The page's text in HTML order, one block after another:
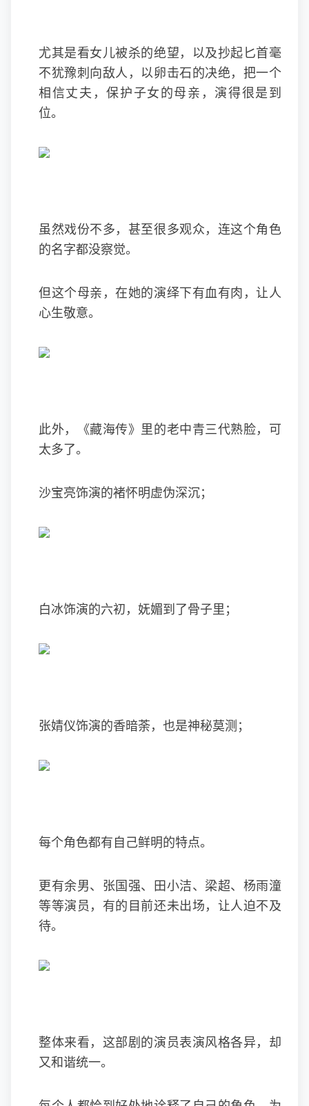
尤其是看女儿被杀的绝望，以及抄起匕首毫
不犹豫刺向敌人，以卵击石的决绝，把一个
相信丈夫，保护子女的母亲，演得很是到
位。
虽然戏份不多，甚至很多观众，连这个角色
的名字都没察觉。
但这个母亲，在她的演绎下有血有肉，让人
心生敬意。
此外，《藏海传》里的老中青三代熟脸，可
太多了。
沙宝亮饰演的褚怀明虚伪深沉；
白冰饰演的六初，妩媚到了骨子里；
张婧仪饰演的香暗荼，也是神秘莫测；
每个角色都有自己鲜明的特点。
更有余男、张国强、田小洁、梁超、杨雨潼
等等演员，有的目前还未出场，让人迫不及
待。
整体来看，这部剧的演员表演风格各异，却
又和谐统一。